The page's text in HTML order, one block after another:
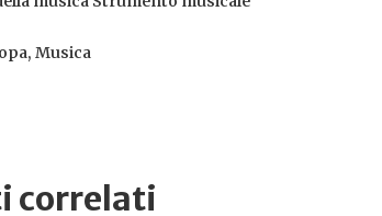
Musica
correlati